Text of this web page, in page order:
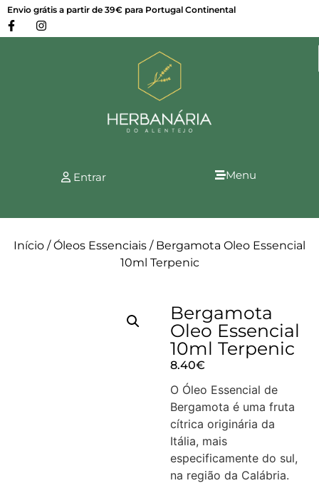
Envio grátis a partir de 39€ para Portugal Continental
Entrar Menu
Início /Óleos Essenciais / Bergamota Oleo Essencial
10ml Terpenic
Bergamota
Oleo Essencial
10ml Terpenic
8.40€
O Óleo Essencial de
Bergamota é uma fruta
cítrica originária da
Itália, mais
especificamente do sul,
na região da Calábria.